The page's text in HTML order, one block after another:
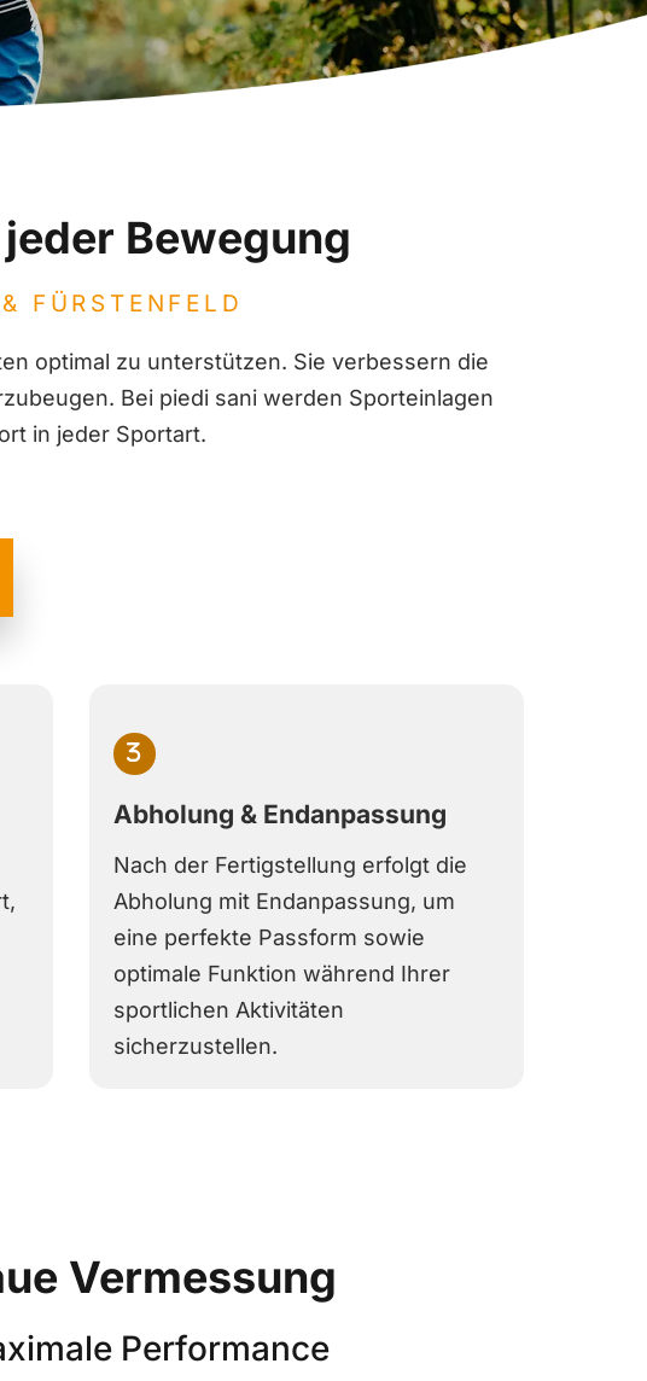
Bewegung
FÜRSTENFELD
optimal zu unterstützen. Sie verbessern die
Bei piedi sani werden Sporteinlagen
in jeder Sportart.
Abholung & Endanpassung
Nach der Fertigstellung erfolgt die
Abholung mit Endanpassung, um
eine perfekte Passform sowie
optimale Funktion während Ihrer
sportlichen Aktivitäten
sicherzustellen.
Vermessung
Performance